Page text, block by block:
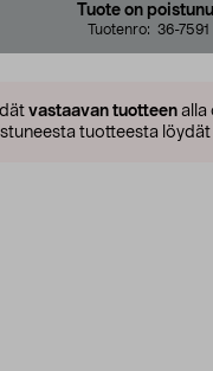
Tuote on
Tuotenro: 36-7591
vastaavan tuotteen alla
tuotteesta